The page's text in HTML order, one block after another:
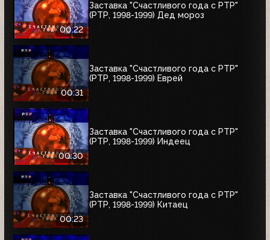
00:22
Заставка "Счастливого года с РТР"
(РТР, 1998-1999) Дед мороз
00:31
Заставка "Счастливого года с РТР"
(РТР, 1998-1999) Еврей
00:30
Заставка "Счастливого года с РТР"
(РТР, 1998-1999) Индеец
00:23
Заставка "Счастливого года с РТР"
(РТР, 1998-1999) Китаец